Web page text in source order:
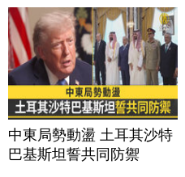
中東局勢動盪 土耳其沙特
巴基斯坦誓共同防禦